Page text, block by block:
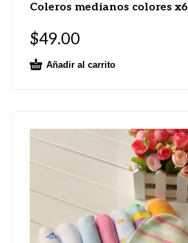
Coleros medianos colores x6
$49.00
Añadir al carrito